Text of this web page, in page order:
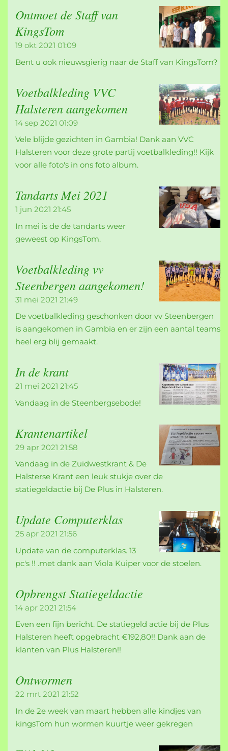
Ontmoet de Staff van
KingsTom
19 okt 2021 01:09
Bent u ook nieuwsgierig naar de Staff van KingsTom?
Voetbalkleding VVC
Halsteren aangekomen
14 sep 2021 01:09
Vele blijde gezichten in Gambia! Dank aan VVC
Halsteren voor deze grote partij voetbalkleding!! Kijk
voor alle foto's in ons foto album.
Tandarts Mei 2021
1 jun 2021 21:45
In mei is de de tandarts weer
geweest op KingsTom.
Voetbalkleding vv
Steenbergen aangekomen!
31 mei 2021 21:49
De voetbalkleding geschonken door vv Steenbergen
is aangekomen in Gambia en er zijn een aantal teams
heel erg blij gemaakt.
In de krant
21 mei 2021 21:45
Vandaag in de Steenbergsebode!
Krantenartikel
29 apr 2021 21:58
Vandaag in de Zuidwestkrant & De
Halsterse Krant een leuk stukje over de
statiegeldactie bij De Plus in Halsteren.
Update Computerklas
25 apr 2021 21:56
Update van de computerklas. 13
pc's !! .met dank aan Viola Kuiper voor de stoelen.
Opbrengst Statiegeldactie
14 apr 2021 21:54
Even een fijn bericht. De statiegeld actie bij de Plus
Halsteren heeft opgebracht €192,80!! Dank aan de
klanten van Plus Halsteren!!
Ontwormen
22 mrt 2021 21:52
In de 2e week van maart hebben alle kindjes van
kingsTom hun wormen kuurtje weer gekregen